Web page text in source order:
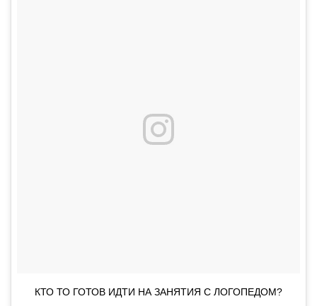
КТО ТО ГОТОВ ИДТИ НА ЗАНЯТИЯ С ЛОГОПЕДОМ?